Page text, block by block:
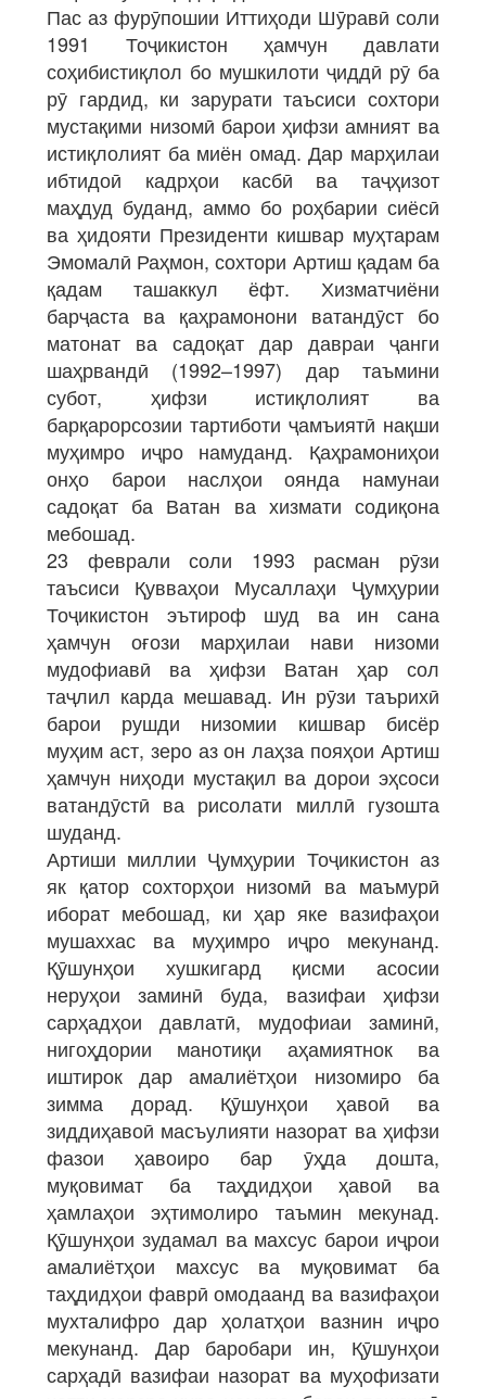
Пас аз фурӯпошии Иттиҳоди Шӯравӣ соли
1991 Тоҷикистон ҳамчун давлати
соҳибистиқлол бо мушкилоти ҷиддӣ рӯ ба
рӯ гардид, ки зарурати таъсиси сохтори
мустақими низомӣ барои ҳифзи амният ва
истиқлолият ба миён омад. Дар марҳилаи
ибтидоӣ кадрҳои касбӣ ва таҷҳизот
маҳдуд буданд, аммо бо роҳбарии сиёсӣ
ва ҳидояти Президенти кишвар муҳтарам
Эмомалӣ Раҳмон, сохтори Артиш қадам ба
қадам ташаккул ёфт. Хизматчиёни
барҷаста ва қаҳрамонони ватандӯст бо
матонат ва садоқат дар давраи ҷанги
шаҳрвандӣ (1992–1997) дар таъмини
субот, ҳифзи истиқлолият ва
барқарорсозии тартиботи ҷамъиятӣ нақши
муҳимро иҷро намуданд. Қаҳрамониҳои
онҳо барои наслҳои оянда намунаи
садоқат ба Ватан ва хизмати содиқона
мебошад.
23 феврали соли 1993 расман рӯзи
таъсиси Қувваҳои Мусаллаҳи Ҷумҳурии
Тоҷикистон эътироф шуд ва ин сана
ҳамчун оғози марҳилаи нави низоми
мудофиавӣ ва ҳифзи Ватан ҳар сол
таҷлил карда мешавад. Ин рӯзи таърихӣ
барои рушди низомии кишвар бисёр
муҳим аст, зеро аз он лаҳза пояҳои Артиш
ҳамчун ниҳоди мустақил ва дорои эҳсоси
ватандӯстӣ ва рисолати миллӣ гузошта
шуданд.
Артиши миллии Ҷумҳурии Тоҷикистон аз
як қатор сохторҳои низомӣ ва маъмурӣ
иборат мебошад, ки ҳар яке вазифаҳои
мушаххас ва муҳимро иҷро мекунанд.
Қӯшунҳои хушкигард қисми асосии
неруҳои заминӣ буда, вазифаи ҳифзи
сарҳадҳои давлатӣ, мудофиаи заминӣ,
нигоҳдории манотиқи аҳамиятнок ва
иштирок дар амалиётҳои низомиро ба
зимма дорад. Қӯшунҳои ҳавоӣ ва
зиддиҳавоӣ масъулияти назорат ва ҳифзи
фазои ҳавоиро бар ӯҳда дошта,
муқовимат ба таҳдидҳои ҳавоӣ ва
ҳамлаҳои эҳтимолиро таъмин мекунад.
Қӯшунҳои зудамал ва махсус барои иҷрои
амалиётҳои махсус ва муқовимат ба
таҳдидҳои фаврӣ омодаанд ва вазифаҳои
мухталифро дар ҳолатҳои вазнин иҷро
мекунанд. Дар баробари ин, Қӯшунҳои
сарҳадӣ вазифаи назорат ва муҳофизати